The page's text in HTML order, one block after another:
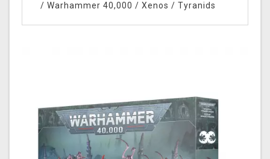
/ Warhammer 40,000 / Xenos / Tyranids